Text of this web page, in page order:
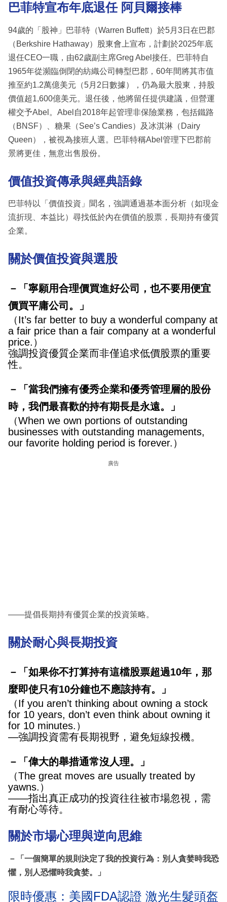
巴菲特宣布年底退任 阿貝爾接棒
94歲的「股神」巴菲特（Warren Buffett）於5月3日在巴郡
（Berkshire Hathaway）股東會上宣布，計劃於2025年底
退任CEO一職，由62歲副主席Greg Abel接任。巴菲特自
1965年從瀕臨倒閉的紡織公司轉型巴郡，60年間將其市值
推至約1.2萬億美元（5月2日數據），仍為最大股東，持股
價值超1,600億美元。退任後，他將留任提供建議，但營運
權交予Abel。Abel自2018年起管理非保險業務，包括鐵路
（BNSF）、糖果（See’s Candies）及冰淇淋（Dairy
Queen），被視為接班人選。巴菲特稱Abel管理下巴郡前
景將更佳，無意出售股份。
價值投資傳承與經典語錄
巴菲特以「價值投資」聞名，強調通過基本面分析（如現金
流折現、本益比）尋找低於內在價值的股票，長期持有優質
企業。
關於價值投資與選股
－「寧願用合理價買進好公司，也不要用便宜
價買平庸公司。」
（It’s far better to buy a wonderful company at
a fair price than a fair company at a wonderful
price.）
強調投資優質企業而非僅追求低價股票的重要
性。
－「當我們擁有優秀企業和優秀管理層的股份
時，我們最喜歡的持有期長是永遠。」
（When we own portions of outstanding
businesses with outstanding managements,
our favorite holding period is forever.）
廣告
——提倡長期持有優質企業的投資策略。
關於耐心與長期投資
－「如果你不打算持有這檔股票超過10年，那
麼即使只有10分鐘也不應該持有。」
（If you aren’t thinking about owning a stock
for 10 years, don’t even think about owning it
for 10 minutes.）
—強調投資需有長期視野，避免短線投機。
－「偉大的舉措通常沒人理。」
（The great moves are usually treated by
yawns.）
——指出真正成功的投資往往被市場忽視，需
有耐心等待。
關於市場心理與逆向思維
－「一個簡單的規則決定了我的投資行為：別人貪婪時我恐
懼，別人恐懼時我貪婪。」
限時優惠：美國FDA認證 激光生髮頭盔